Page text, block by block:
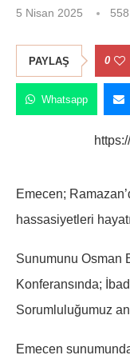
5 Nisan 2025 558
PAYLAŞ 0
Whatsapp
Emecen;
hassasiyetleri
Sunumunu Osman
Konferansında;
Sorumluluğumuz
Emecen